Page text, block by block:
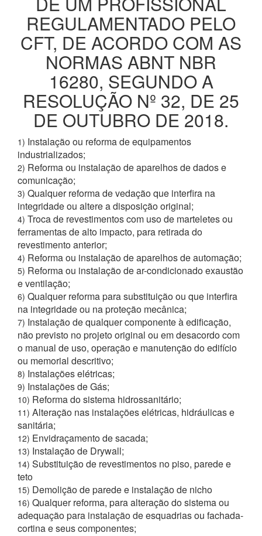
REGULAMENTADO PELO
CFT, DE ACORDO COM AS
NORMAS ABNT NBR
16280, SEGUNDO A
RESOLUÇÃO Nº 32, DE 25
DE OUTUBRO DE 2018.
1) Instalação ou reforma de equipamentos
industrializados;
2) Reforma ou instalação de aparelhos de dados e
comunicação;
3) Qualquer reforma de vedação que interfira na
integridade ou altere a disposição original;
4) Troca de revestimentos com uso de marteletes ou
ferramentas de alto impacto, para retirada do
revestimento anterior;
4) Reforma ou instalação de aparelhos de automação;
5) Reforma ou instalação de ar-condicionado exaustão
e ventilação;
6) Qualquer reforma para substituição ou que interfira
na integridade ou na proteção mecânica;
7) Instalação de qualquer componente à edificação,
não previsto no projeto original ou em desacordo com
o manual de uso, operação e manutenção do edifício
ou memorial descritivo;
8) Instalações elétricas;
9) Instalações de Gás;
10) Reforma do sistema hidrossanitário;
11) Alteração nas instalações elétricas, hidráulicas e
sanitária;
12) Envidraçamento de sacada;
13) Instalação de Drywall;
14) Substituição de revestimentos no piso, parede e
teto
15) Demolição de parede e instalação de nicho
16) Qualquer reforma, para alteração do sistema ou
adequação para instalação de esquadrias ou fachada-
cortina e seus componentes;